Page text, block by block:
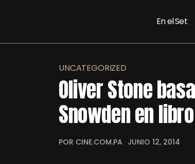
En el Set
UNCATEGORIZED
Oliver Stone
Snowden en
POR CINE.COM.PA JUNIO 12, 2014